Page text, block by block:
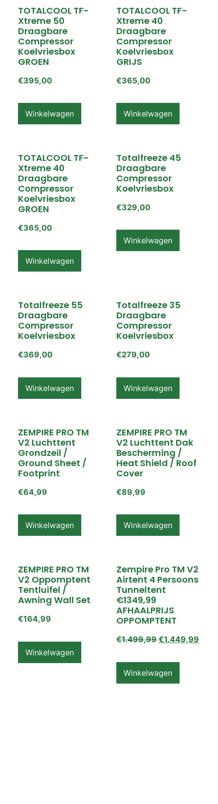
TOTALCOOL TF-
Xtreme 50
Draagbare
Compressor
Koelvriesbox
GROEN
€395,00
Winkelwagen
TOTALCOOL TF-
Xtreme 40
Draagbare
Compressor
Koelvriesbox
GRIJS
€365,00
Winkelwagen
TOTALCOOL TF-
Xtreme 40
Draagbare
Compressor
Koelvriesbox
GROEN
€365,00
Winkelwagen
Totalfreeze 45
Draagbare
Compressor
Koelvriesbox
€329,00
Winkelwagen
Totalfreeze 55
Draagbare
Compressor
Koelvriesbox
€369,00
Winkelwagen
Totalfreeze 35
Draagbare
Compressor
Koelvriesbox
€279,00
Winkelwagen
ZEMPIRE PRO TM
V2 Luchttent
Grondzeil /
Ground Sheet /
Footprint
€64,99
Winkelwagen
ZEMPIRE PRO TM
V2 Luchttent Dak
Bescherming /
Heat Shield / Roof
Cover
€89,99
Winkelwagen
ZEMPIRE PRO TM
V2 Oppomptent
Tentluifel /
Awning Wall Set
€164,99
Winkelwagen
Zempire Pro TM V2
Airtent 4 Persoons
Tunneltent
€1349,99
AFHAALPRIJS
OPPOMPTENT
€1.499,99 €1.449,99
Winkelwagen